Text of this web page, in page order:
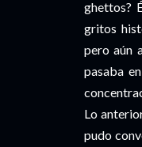
ghettos?
gritos
pero aún
pasaba
Lo
pudo